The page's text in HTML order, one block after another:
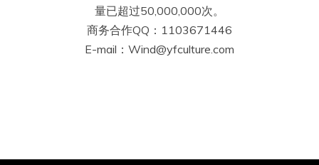
量已超过50,000,000次。
商务合作QQ：1103671446
E-mail：Wind@yfculture.com